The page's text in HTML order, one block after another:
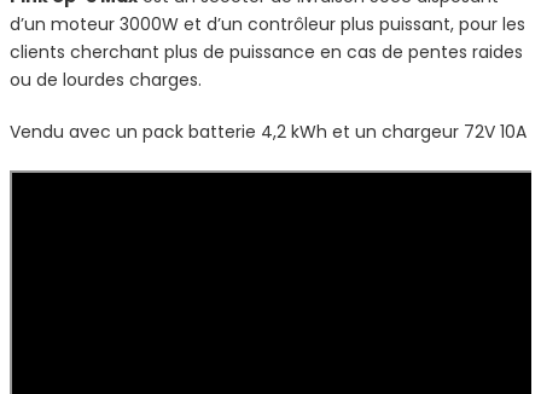
d’un moteur 3000W et d’un contrôleur plus puissant, pour les
clients cherchant plus de puissance en cas de pentes raides
ou de lourdes charges.
Vendu avec un pack batterie 4,2 kWh et un chargeur 72V 10A